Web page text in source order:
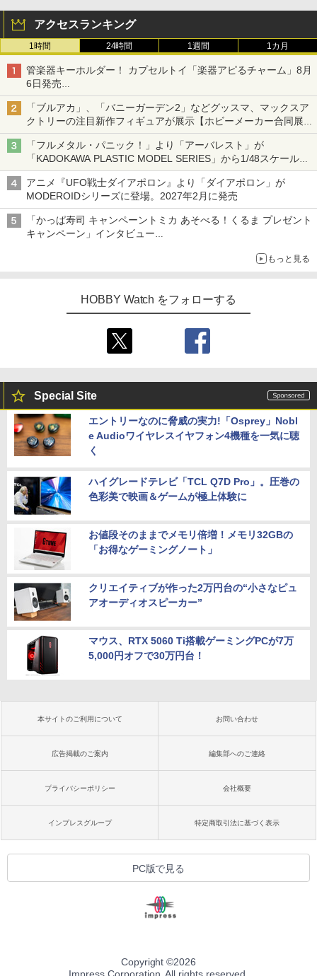
アクセスランキング
1時間 24時間 1週間 1カ月
管楽器キーホルダー！ カプセルトイ「楽器アピるチャーム」8月
6日発売
チューバ、テナサクなど5種各3色
「ブルアカ」、「バニーガーデン2」などグッスマ、マックスア
クトリーの注目新作フィギュアが展示【ホビーメーカー合同展示
会】
「フルメタル・パニック！」より「アーバレスト」が
「KADOKAWA PLASTIC MODEL SERIES」から1/48スケールで
登場！
アニメ『UFO戦士ダイアポロン』より「ダイアポロン」が
MODEROIDシリーズに登場。2027年2月に発売
「かっぱ寿司 キャンペーントミカ あそべる！くるま プレゼント
キャンペーン」インタビュー
もっと見る
HOBBY Watch をフォローする
Special Site
エントリーなのに脅威の実力!「Osprey」Nobl
e Audioワイヤレスイヤフォン4機種を一気に聴
く
ハイグレードテレビ「TCL Q7D Pro」。圧巻の
色彩美で映画＆ゲームが極上体験に
お値段そのままでメモリ倍増！メモリ32GBの
「お得なゲーミングノート」
クリエイティブが作った2万円台の“小さなピュ
アオーディオスピーカー”
マウス、RTX 5060 Ti搭載ゲーミングPCが7万
5,000円オフで30万円台！
本サイトのご利用について お問い合わせ
広告掲載のご案内 編集部へのご連絡
プライバシーポリシー 会社概要
インプレスグループ 特定商取引法に基づく表示
PC版で見る
Copyright ©2026
Impress Corporation. All rights reserved.